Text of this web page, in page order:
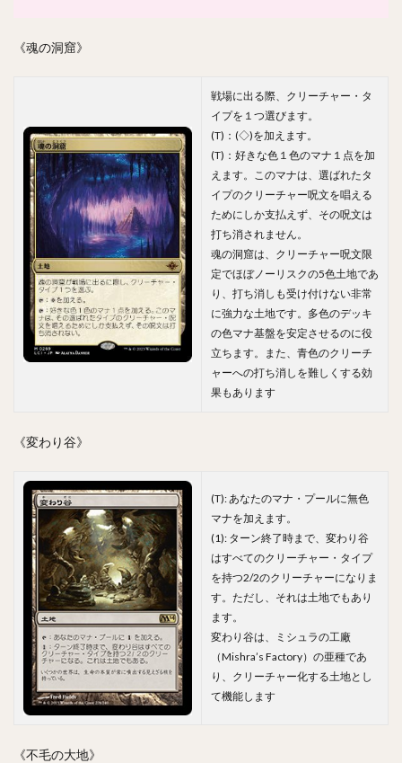
《魂の洞窟》
戦場に出る際、クリーチャー・タ
イプを１つ選びます。
(T)：(◇)を加えます。
(T)：好きな色１色のマナ１点を加
えます。このマナは、選ばれたタ
イプのクリーチャー呪文を唱える
ためにしか支払えず、その呪文は
打ち消されません。
魂の洞窟は、クリーチャー呪文限
定でほぼノーリスクの5色土地であ
り、打ち消しも受け付けない非常
に強力な土地です。多色のデッキ
の色マナ基盤を安定させるのに役
立ちます。また、青色のクリーチ
ャーへの打ち消しを難しくする効
果もあります
《変わり谷》
(T): あなたのマナ・プールに無色
マナを加えます。
(1): ターン終了時まで、変わり谷
はすべてのクリーチャー・タイプ
を持つ2/2のクリーチャーになりま
す。ただし、それは土地でもあり
ます。
変わり谷は、ミシュラの工廠
（Mishra’s Factory）の亜種であ
り、クリーチャー化する土地とし
て機能します
《不毛の大地》